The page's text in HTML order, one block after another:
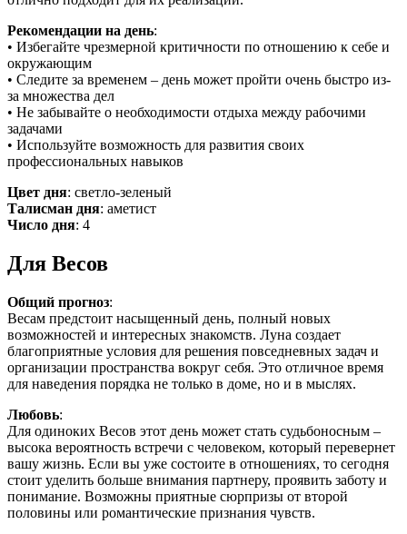
Рекомендации на день:
• Избегайте чрезмерной критичности по отношению к себе и
окружающим
• Следите за временем – день может пройти очень быстро из-
за множества дел
• Не забывайте о необходимости отдыха между рабочими
задачами
• Используйте возможность для развития своих
профессиональных навыков
Цвет дня: светло-зеленый
Талисман дня: аметист
Число дня: 4
Для Весов
Общий прогноз:
Весам предстоит насыщенный день, полный новых
возможностей и интересных знакомств. Луна создает
благоприятные условия для решения повседневных задач и
организации пространства вокруг себя. Это отличное время
для наведения порядка не только в доме, но и в мыслях.
Любовь:
Для одиноких Весов этот день может стать судьбоносным –
высока вероятность встречи с человеком, который перевернет
вашу жизнь. Если вы уже состоите в отношениях, то сегодня
стоит уделить больше внимания партнеру, проявить заботу и
понимание. Возможны приятные сюрпризы от второй
половины или романтические признания чувств.